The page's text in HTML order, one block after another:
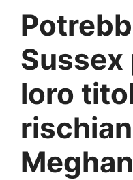
Sussex
loro